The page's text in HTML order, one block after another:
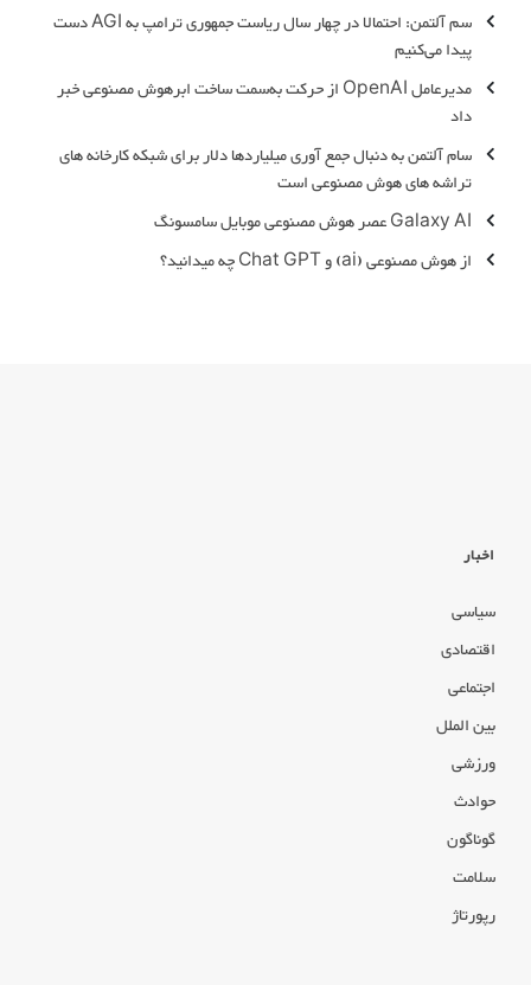
سم آلتمن: احتمالا در چهار سال ریاست جمهوری ترامپ به AGI دست
پیدا می‌کنیم
مدیرعامل OpenAI از حرکت به‌سمت ساخت ابرهوش مصنوعی خبر
داد
سام آلتمن به دنبال جمع آوری میلیاردها دلار برای شبکه کارخانه های
تراشه های هوش مصنوعی است
Galaxy AI عصر هوش‌ مصنوعی موبایل سامسونگ
از هوش مصنوعی (ai) و Chat GPT چه میدانید؟
اخبار
سیاسی
اقتصادی
اجتماعی
بین الملل
ورزشی
حوادث
گوناگون
سلامت
رپورتاژ